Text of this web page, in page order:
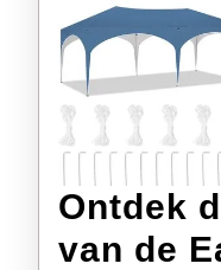
Ontdek
van de